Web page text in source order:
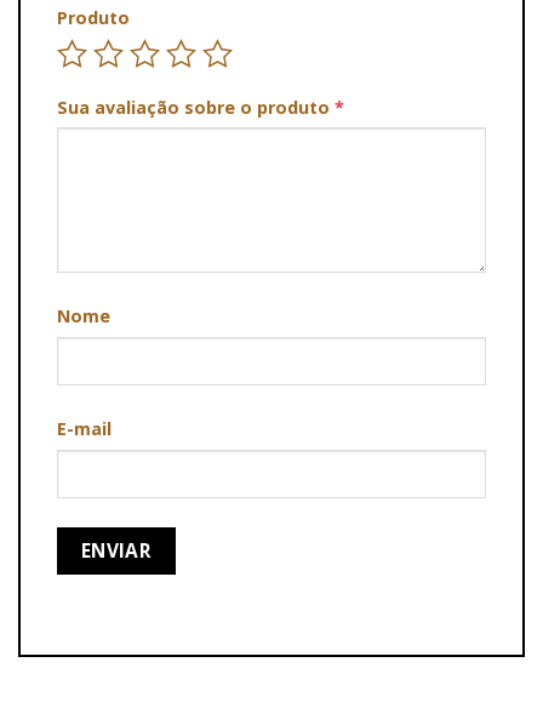
Produto
Sua avaliação sobre o produto *
Nome
E-mail